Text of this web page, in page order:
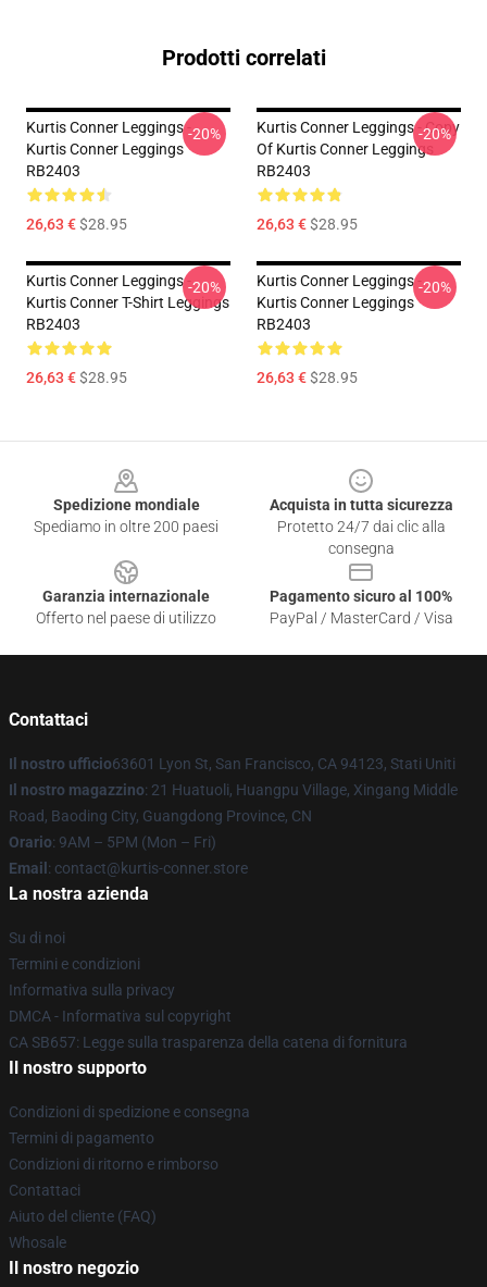
Prodotti correlati
Kurtis Conner Leggings -
Kurtis Conner Leggings
RB2403
26,63 €$28.95
-20%
Kurtis Conner Leggings - Copy
Of Kurtis Conner Leggings
RB2403
26,63 €$28.95
-20%
Kurtis Conner Leggings -
Kurtis Conner T-Shirt Leggings
RB2403
26,63 €$28.95
-20%
Kurtis Conner Leggings -
Kurtis Conner Leggings
RB2403
26,63 €$28.95
-20%
Spedizione mondiale
Spediamo in oltre 200 paesi
Acquista in tutta sicurezza
Protetto 24/7 dai clic alla
consegna
Garanzia internazionale
Offerto nel paese di utilizzo
Pagamento sicuro al 100%
PayPal / MasterCard / Visa
Contattaci
Il nostro ufficio63601 Lyon St, San Francisco, CA 94123, Stati Uniti
Il nostro magazzino: 21 Huatuoli, Huangpu Village, Xingang Middle
Road, Baoding City, Guangdong Province, CN
Orario: 9AM – 5PM (Mon – Fri)
Email : contact@kurtis-conner.store
La nostra azienda
Su di noi
Termini e condizioni
Informativa sulla privacy
DMCA - Informativa sul copyright
CA SB657: Legge sulla trasparenza della catena di fornitura
Il nostro supporto
Condizioni di spedizione e consegna
Termini di pagamento
Condizioni di ritorno e rimborso
Contattaci
Aiuto del cliente (FAQ)
Whosale
Il nostro negozio